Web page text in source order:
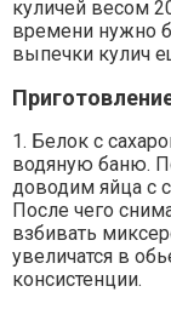
куличей весом
времени нужно
выпечки кулич
1. Белок с
водяную баню.
доводим яйца с
После чего
взбивать
увеличатся в
консистенции.